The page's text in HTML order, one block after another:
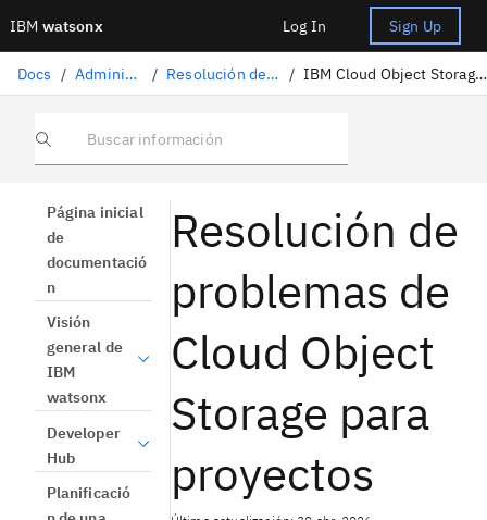
IBM watsonx Log In Sign Up
Docs / Administración / Resolución de problemas / IBM Cloud Object Storage para proyectos
Buscar información
Página inicial
de
documentació
n
Visión
general de
IBM
watsonx
Developer
Hub
Planificació
Resolución de
problemas de
Cloud Object
Storage para
proyectos